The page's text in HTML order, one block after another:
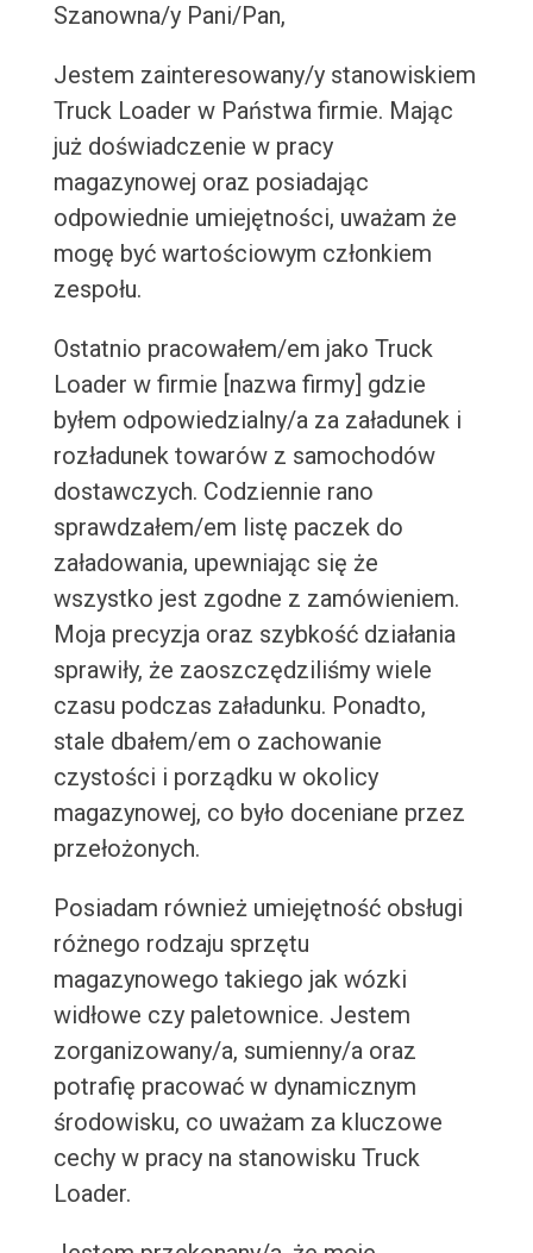
Szanowna/y Pani/Pan,
Jestem zainteresowany/y stanowiskiem
Truck Loader w Państwa firmie. Mając
już doświadczenie w pracy
magazynowej oraz posiadając
odpowiednie umiejętności, uważam że
mogę być wartościowym członkiem
zespołu.
Ostatnio pracowałem/em jako Truck
Loader w firmie [nazwa firmy] gdzie
byłem odpowiedzialny/a za załadunek i
rozładunek towarów z samochodów
dostawczych. Codziennie rano
sprawdzałem/em listę paczek do
załadowania, upewniając się że
wszystko jest zgodne z zamówieniem.
Moja precyzja oraz szybkość działania
sprawiły, że zaoszczędziliśmy wiele
czasu podczas załadunku. Ponadto,
stale dbałem/em o zachowanie
czystości i porządku w okolicy
magazynowej, co było doceniane przez
przełożonych.
Posiadam również umiejętność obsługi
różnego rodzaju sprzętu
magazynowego takiego jak wózki
widłowe czy paletownice. Jestem
zorganizowany/a, sumienny/a oraz
potrafię pracować w dynamicznym
środowisku, co uważam za kluczowe
cechy w pracy na stanowisku Truck
Loader.